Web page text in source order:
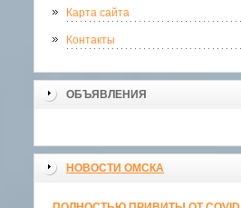
Карта сайта
Контакты
ОБЪЯВЛЕНИЯ
НОВОСТИ ОМСКА